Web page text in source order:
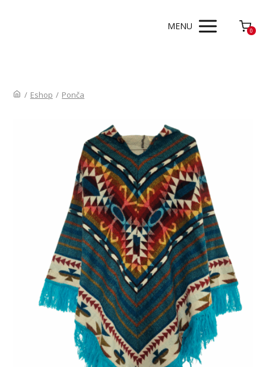
MENU 0
/ Eshop / Ponča